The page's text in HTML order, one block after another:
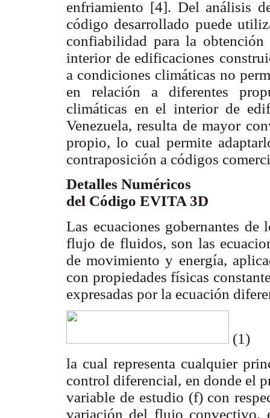
enfriamiento [4]. Del análisis
código desarrollado puede
confiabilidad para la
interior de edificaciones
a condiciones climáticas no
en relación a diferentes
climáticas en el interior de
Venezuela, resulta de mayor
propio, lo cual permite
contraposición a códigos
Detalles Numéricos
del Código EVITA 3D
Las ecuaciones gobernantes
flujo de fluidos, son las
de movimiento y energía,
con propiedades físicas
expresadas por la ecuación
(1)
la cual representa cualquier
control diferencial, en donde el
variable de estudio (f) con
variación del flujo convectivo,